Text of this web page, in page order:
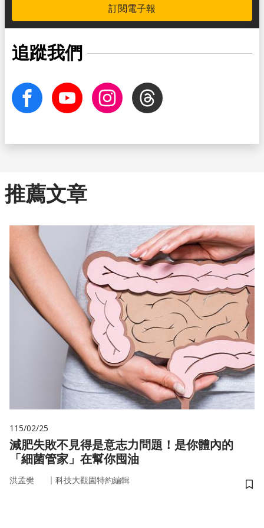
訂閱電子報
追蹤我們
facebook Youtube InstagramThreads
推薦文章
115/02/25
減肥失敗不見得是意志力問題！是你體內的
「細菌管家」在幫你囤油
洪孟樊 ｜ 科技大觀園特約編輯
儲